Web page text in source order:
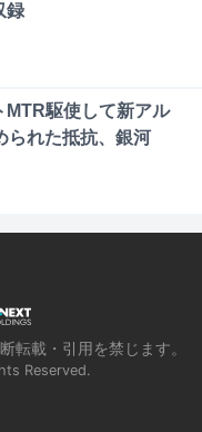
録
MTR駆使して新アル
れた抵抗、銀河
転載・引用を禁じます。
Reserved.